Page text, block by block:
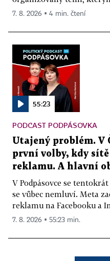
7. 8. 2026 ▪ 4 min. čtení
55:23
PODCAST PODPÁSOVKA
Utajený problém. V
první volby, kdy
reklamu. A hlavní
V Podpásovce se
se vůbec nemluví. Meta
reklamu na Facebooku a
7. 8. 2026 ▪ 55:23 min.